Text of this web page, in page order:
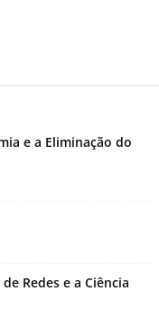
e a Eliminação do
Redes e a Ciência